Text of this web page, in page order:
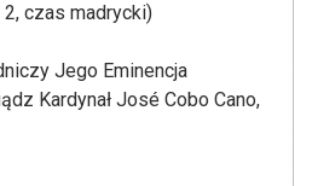
2, czas madrycki)
Jego Eminencja
Kardynał José Cobo Cano,